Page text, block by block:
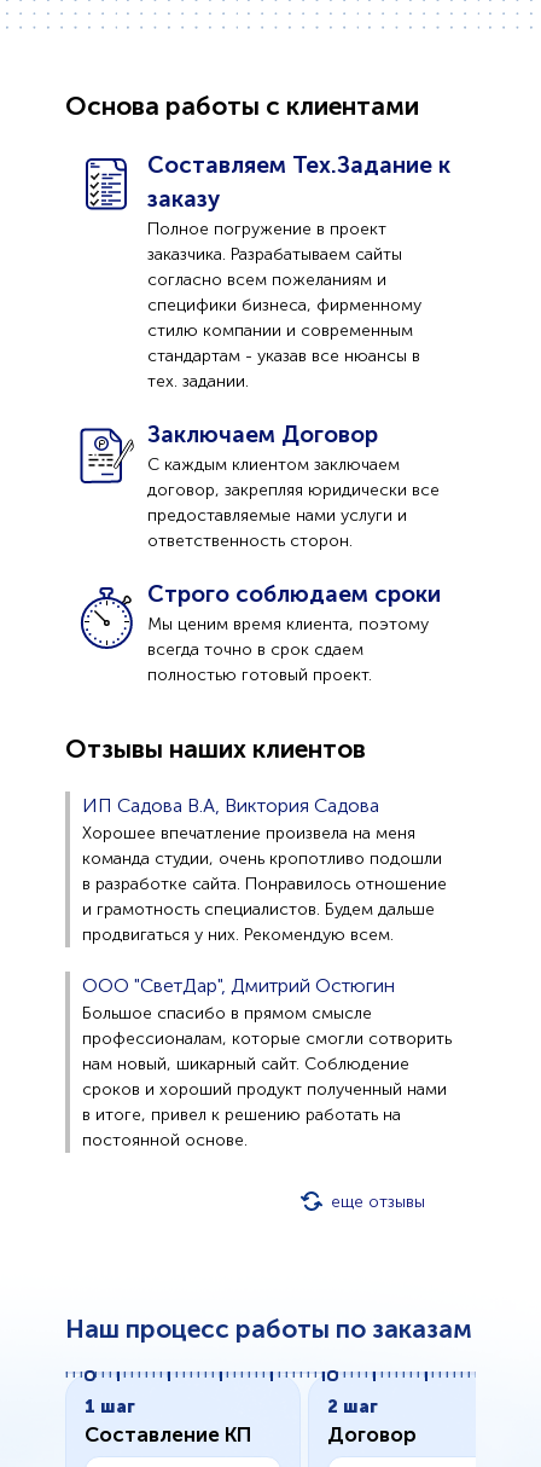
Основа работы с клиентами
Составляем Тех.Задание к
заказу
Полное погружение в проект
заказчика. Разрабатываем сайты
согласно всем пожеланиям и
специфики бизнеса, фирменному
стилю компании и современным
стандартам - указав все нюансы в
тех. задании.
Заключаем Договор
С каждым клиентом заключаем
договор, закрепляя юридически все
предоставляемые нами услуги и
ответственность сторон.
Строго соблюдаем сроки
Мы ценим время клиента, поэтому
всегда точно в срок сдаем
полностью готовый проект.
Отзывы наших клиентов
ИП Садова В.А, Виктория Садова
Хорошее впечатление произвела на меня
команда студии, очень кропотливо подошли
в разработке сайта. Понравилось отношение
и грамотность специалистов. Будем дальше
продвигаться у них. Рекомендую всем.
ООО "СветДар", Дмитрий Остюгин
Большое спасибо в прямом смысле
профессионалам, которые смогли сотворить
нам новый, шикарный сайт. Соблюдение
сроков и хороший продукт полученный нами
в итоге, привел к решению работать на
постоянной основе.
еще отзывы
Наш процесс работы по заказам
1 шаг
Составление КП
2 шаг
Договор